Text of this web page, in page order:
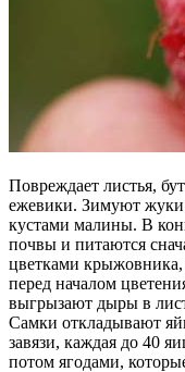
Повреждает листья,
ежевики. Зимуют жуки
кустами малины. В
почвы и питаются
цветками
перед началом
выгрызают дыры в
Самки откладывают
завязи, каждая до 40
потом ягодами,